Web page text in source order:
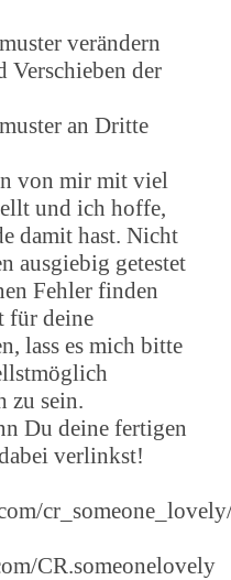
verändern
Verschieben der
an Dritte
von mir mit viel
und ich hoffe,
damit hast. Nicht
ausgiebig getestet
Fehler finden
für deine
lass es mich bitte
zu sein.
Du deine fertigen
verlinkst!
CR.someonelovely